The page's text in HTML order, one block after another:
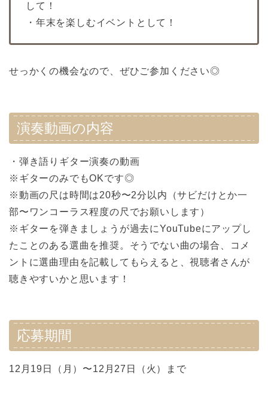
して！
・年末を楽しむイベントとして！
せっかくの機会なので、ぜひご参加ください◎
演奏動画の内容
・弾き語りギター演奏の動画
※ギターのみでもOKです◎
※動画の尺は時間は20秒〜2分以内（サビだけとか一
部〜ワンコーラス程度の尺でお願いします）
※ギターを弾きましょうが過去にYouTubeにアップし
たことのある選曲を推奨。そうでない曲の場合、コメ
ントに選曲理由を記載してもらえると、視聴者さんが
聴きやすいかと思います！
応募期間
12月19日（月）〜12月27日（火）まで